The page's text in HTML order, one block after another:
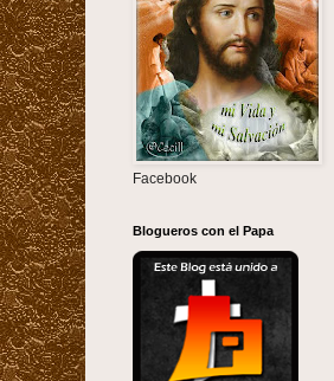
Facebook
Blogueros con el Papa